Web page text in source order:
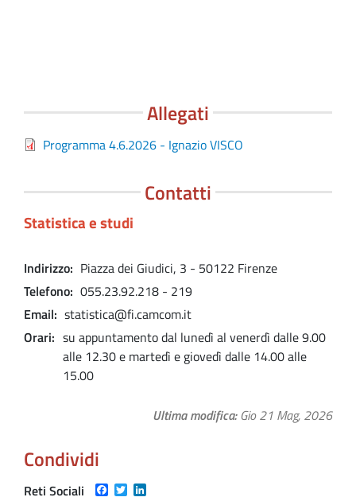
Allegati
File Programma 4.6.2026 - Ignazio VISCO
Contatti
Statistica e studi
Indirizzo Piazza dei Giudici, 3 - 50122 Firenze
Telefono 055.23.92.218 - 219
Email statistica@fi.camcom.it
Orari
su appuntamento dal lunedì al venerdì dalle 9.00
alle 12.30 e martedì e giovedì dalle 14.00 alle
15.00
Ultima modifica Gio 21 Mag, 2026
Condividi
Reti Sociali Facebook
Twitter